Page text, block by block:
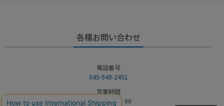
各種お問い合わせ
電話番号
045-949-2451
営業時間
10：00～19：00